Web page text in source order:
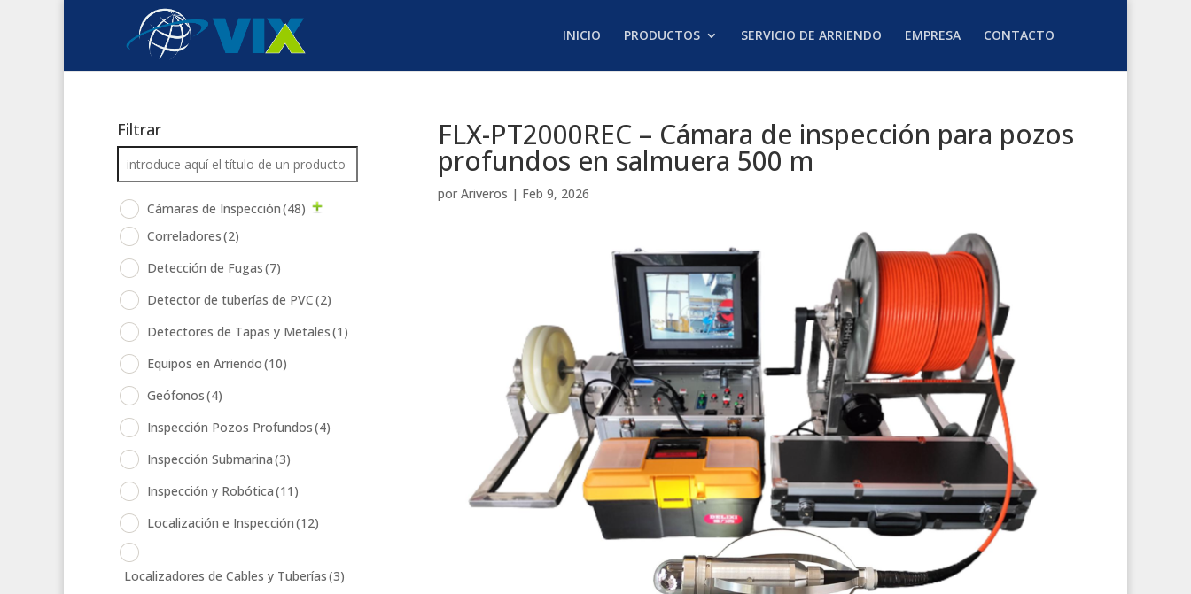
INICIO PRODUCTOS SERVICIO DE ARRIENDO EMPRESA CONTACTO
FLX-PT2000REC – Cámara de inspección para pozos
profundos en salmuera 500 m
por Ariveros | Feb 9, 2026
Filtrar
Cámaras de Inspección(48)
Correladores(2)
Detección de Fugas(7)
Detector de tuberías de PVC(2)
Detectores de Tapas y Metales(1)
Equipos en Arriendo(10)
Geófonos(4)
Inspección Pozos Profundos(4)
Inspección Submarina(3)
Inspección y Robótica(11)
Localización e Inspección(12)
Localizadores de Cables y Tuberías(3)